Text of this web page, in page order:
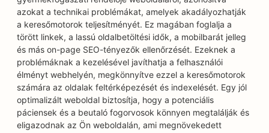
azokat a technikai problémákat, amelyek akadályozhatják
a keresőmotorok teljesítményét. Ez magában foglalja a
törött linkek, a lassú oldalbetöltési idők, a mobilbarát jelleg
és más on-page SEO-tényezők ellenőrzését. Ezeknek a
problémáknak a kezelésével javíthatja a felhasználói
élményt webhelyén, megkönnyítve ezzel a keresőmotorok
számára az oldalak feltérképezését és indexelését. Egy jól
optimalizált weboldal biztosítja, hogy a potenciális
páciensek és a beutaló fogorvosok könnyen megtalálják és
eligazodnak az Ön weboldalán, ami megnövekedett